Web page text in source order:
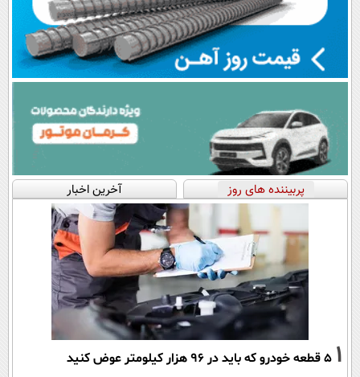
پربیننده های روز آخرین اخبار
1 ۵ قطعه خودرو که باید در ۹۶ هزار کیلومتر عوض کنید